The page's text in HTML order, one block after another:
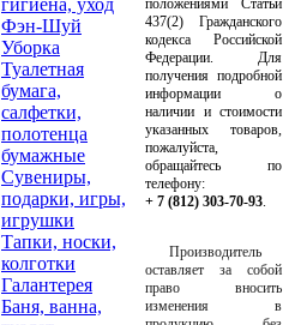
Фэн-Шуй
Уборка
Туалетная
бумага,
салфетки,
полотенца
бумажные
Сувениры,
подарки, игры,
игрушки
Тапки, носки,
колготки
Галантерея
Баня, ванна,
437(2) Гражданского
кодекса Российской
Федерации. Для
получения подробной
информации о
наличии и стоимости
указанных товаров,
пожалуйста,
обращайтесь по
телефону:
+ 7 (812) 303-70-93
Производитель
оставляет за собой
право вносить
изменения в